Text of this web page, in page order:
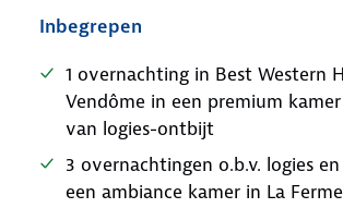
Inbegrepen
1 overnachting in Best Western
Vendôme in een premium
van logies-ontbijt
3 overnachtingen o.b.v. logies
een ambiance kamer in La